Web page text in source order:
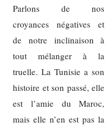
Parlons de nos
croyances négatives et
de notre inclinaison à
tout mélanger à la
truelle. La Tunisie a son
histoire et son passé, elle
est l’amie du Maroc,
mais elle n’en est pas la